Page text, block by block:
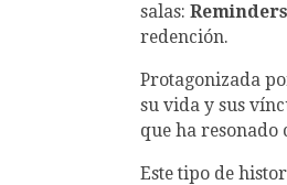
salas:
redención.
Protagonizada
su vida y sus
que ha resonado
Este tipo de